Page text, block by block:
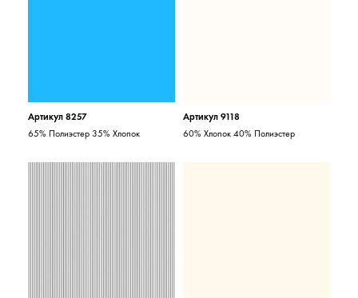
Артикул 8257
65% Полиэстер 35% Хлопок
Артикул 9118
60% Хлопок 40% Полиэстер